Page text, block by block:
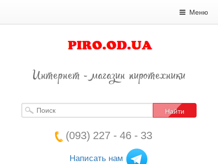
Меню
Интернет - магазин пиротехники
Найти
(093) 227 - 46 - 33
Написать нам